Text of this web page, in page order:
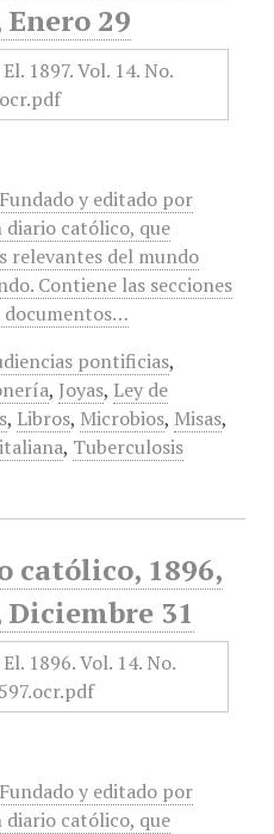
29
y editado por
diario católico, que
relevantes del mundo
Contiene las secciones
pontificias,
, Joyas, Ley de
, Libros, Microbios, Misas,
, Tuberculosis
católico, 1896,
Diciembre 31
y editado por
diario católico, que